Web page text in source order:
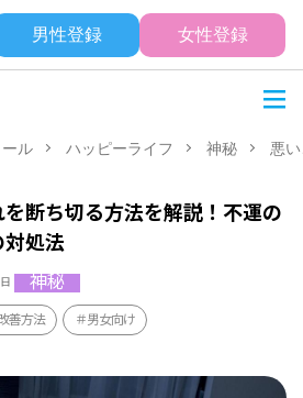
男性登録 女性登録
ル ハッピーライフ 神秘 悪
断ち切る方法を解説！不運の
対処法
神秘
善方法 男女向け